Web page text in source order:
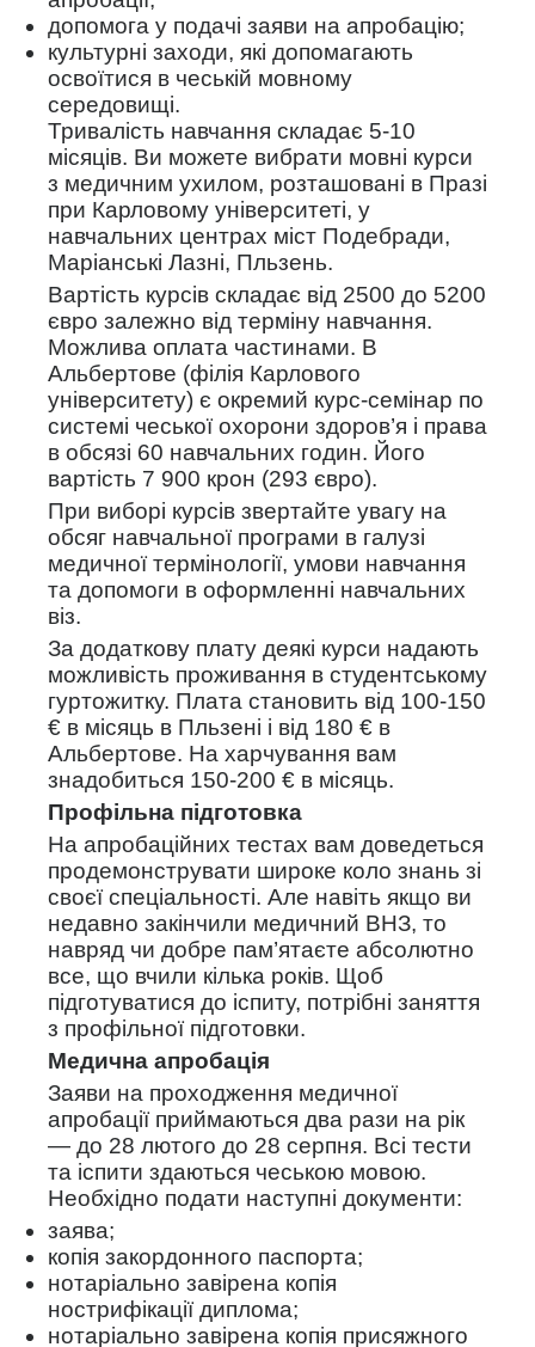
допомога у подачі заяви на апробацію;
культурні заходи, які допомагають
освоїтися в чеській мовному
середовищі.
Тривалість навчання складає 5-10
місяців. Ви можете вибрати мовні курси
з медичним ухилом, розташовані в Празі
при Карловому університеті, у
навчальних центрах міст Подебради,
Маріанські Лазні, Пльзень.
Вартість курсів складає від 2500 до 5200
євро залежно від терміну навчання.
Можлива оплата частинами. В
Альбертове (філія Карлового
університету) є окремий курс-семінар по
системі чеської охорони здоров’я і права
в обсязі 60 навчальних годин. Його
вартість 7 900 крон (293 євро).
При виборі курсів звертайте увагу на
обсяг навчальної програми в галузі
медичної термінології, умови навчання
та допомоги в оформленні навчальних
віз.
За додаткову плату деякі курси надають
можливість проживання в студентському
гуртожитку. Плата становить від 100-150
€ в місяць в Пльзені і від 180 € в
Альбертове. На харчування вам
знадобиться 150-200 € в місяць.
Профільна підготовка
На апробаційних тестах вам доведеться
продемонструвати широке коло знань зі
своєї спеціальності. Але навіть якщо ви
недавно закінчили медичний ВНЗ, то
навряд чи добре пам’ятаєте абсолютно
все, що вчили кілька років. Щоб
підготуватися до іспиту, потрібні заняття
з профільної підготовки.
Медична апробація
Заяви на проходження медичної
апробації приймаються два рази на рік
— до 28 лютого до 28 серпня. Всі тести
та іспити здаються чеською мовою.
Необхідно подати наступні документи:
заява;
копія закордонного паспорта;
нотаріально завірена копія
нострифікації диплома;
нотаріально завірена копія присяжного